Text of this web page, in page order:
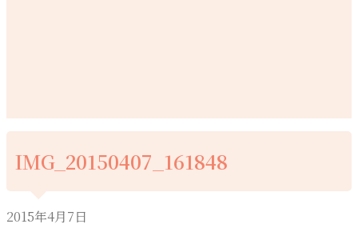
IMG_20150407_161848
2015年4月7日